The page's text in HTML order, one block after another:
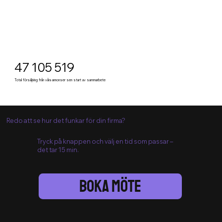
47 105 519
Total försäljning från våra annonser sen start av sammarbete
Redo att se hur det funkar för din firma?
Tryck på knappen och välj en tid som passar –
det tar 15 min.
Boka Möte